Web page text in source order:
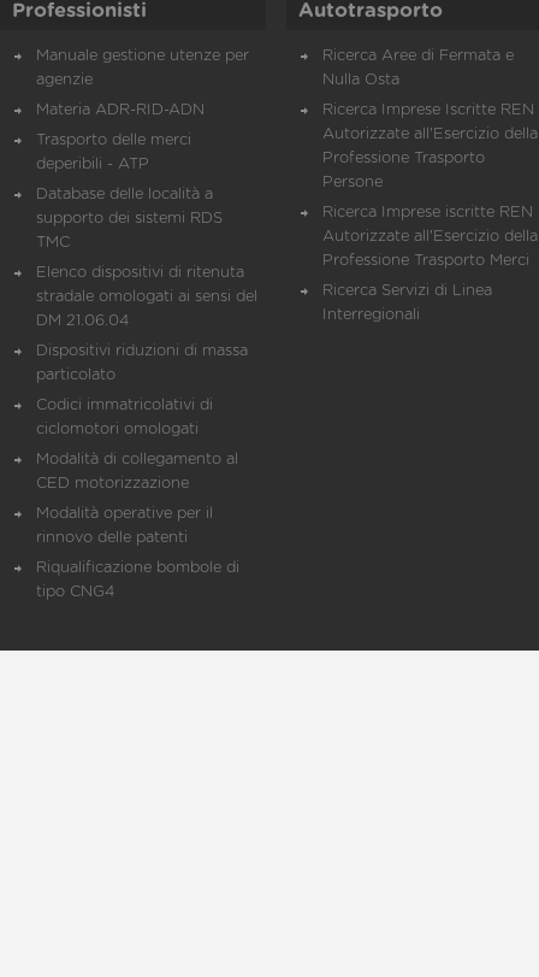
Professionisti
Manuale gestione utenze per
agenzie
Materia ADR-RID-ADN
Trasporto delle merci
deperibili - ATP
Database delle località a
supporto dei sistemi RDS
TMC
Elenco dispositivi di ritenuta
stradale omologati ai sensi del
DM 21.06.04
Dispositivi riduzioni di massa
particolato
Codici immatricolativi di
ciclomotori omologati
Modalità di collegamento al
CED motorizzazione
Modalità operative per il
rinnovo delle patenti
Riqualificazione bombole di
tipo CNG4
Autotrasporto
Ricerca Aree di Fermata e
Nulla Osta
Ricerca Imprese Iscritte REN
Autorizzate all'Esercizio della
Professione Trasporto
Persone
Ricerca Imprese iscritte REN
Autorizzate all'Esercizio della
Professione Trasporto Merci
Ricerca Servizi di Linea
Interregionali